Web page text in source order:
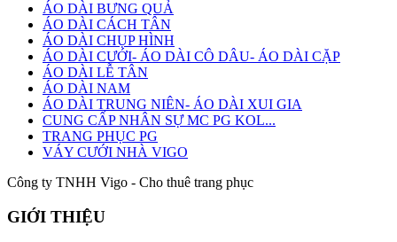
ÁO DÀI BƯNG QUẢ
ÁO DÀI CÁCH TÂN
ÁO DÀI CHỤP HÌNH
ÁO DÀI CƯỚI- ÁO DÀI CÔ DÂU- ÁO DÀI CẶP
ÁO DÀI LỄ TÂN
ÁO DÀI NAM
ÁO DÀI TRUNG NIÊN- ÁO DÀI XUI GIA
CUNG CẤP NHÂN SỰ MC PG KOL...
TRANG PHỤC PG
VÁY CƯỚI NHÀ VIGO
Công ty TNHH Vigo - Cho thuê trang phục
GIỚI THIỆU